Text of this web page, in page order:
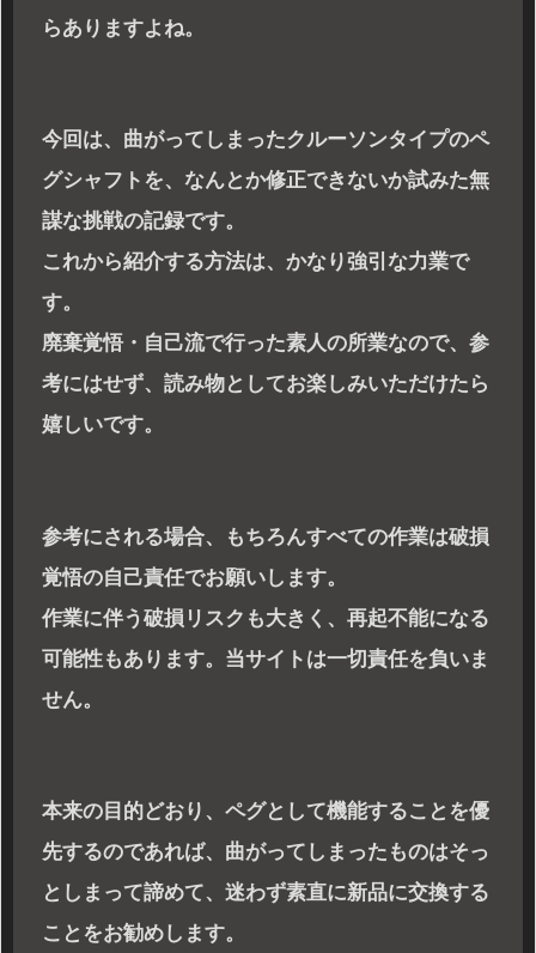
らありますよね。
今回は、曲がってしまったクルーソンタイプのペ
グシャフトを、なんとか修正できないか試みた無
謀な挑戦の記録です。
これから紹介する方法は、かなり強引な力業で
す。
廃棄覚悟・自己流で行った素人の所業なので、参
考にはせず、読み物としてお楽しみいただけたら
嬉しいです。
参考にされる場合、もちろんすべての作業は破損
覚悟の自己責任でお願いします。
作業に伴う破損リスクも大きく、再起不能になる
可能性もあります。当サイトは一切責任を負いま
せん。
本来の目的どおり、ペグとして機能することを優
先するのであれば、曲がってしまったものはそっ
としまって諦めて、迷わず素直に新品に交換する
ことをお勧めします。